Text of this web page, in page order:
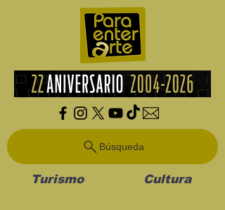
Búsqueda
Turismo Cultura